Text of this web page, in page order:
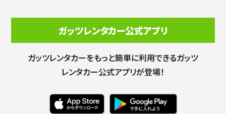
ガッツレンタカー公式アプリ
ガッツレンタカーをもっと簡単に利用できるガッツ
レンタカー公式アプリが登場！